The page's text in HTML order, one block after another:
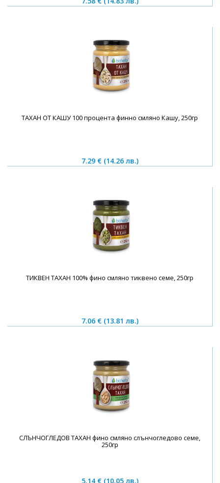
ТАХАН ОТ КАШУ 100 процента финно смляно Кашу, 250гр
7.29 € (14.26 лв.)
ТИКВЕН ТАХАН 100% фино смляно тиквено семе, 250гр
7.06 € (13.81 лв.)
СЛЪНЧОГЛЕДОВ ТАХАН фино смляно слънчогледово семе,
250гр
5.14 € (10.05 лв.)